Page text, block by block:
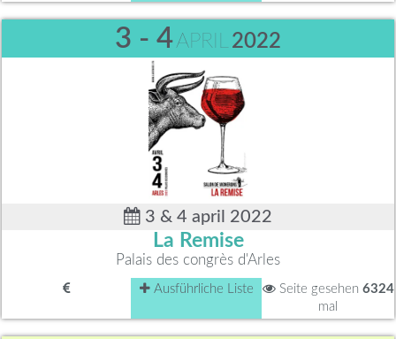
3 - 4APRIL 2022
3 & 4 april 2022
La Remise
Palais des congrès d'Arles
Ausführliche Liste Seite gesehen 6324
mal